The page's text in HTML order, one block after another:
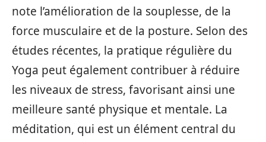
note l’amélioration de la souplesse, de la
force musculaire et de la posture. Selon des
études récentes, la pratique régulière du
Yoga peut également contribuer à réduire
les niveaux de stress, favorisant ainsi une
meilleure santé physique et mentale. La
méditation, qui est un élément central du